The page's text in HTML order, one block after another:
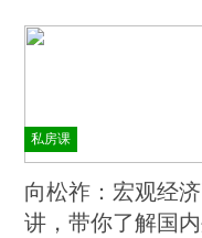
私房课
向松祚：宏观经
讲，带你了解国